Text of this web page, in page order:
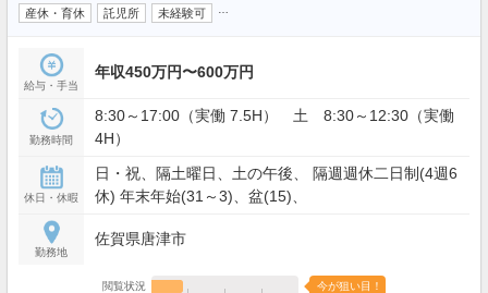
産休・育休
託児所 未経験可
給与・手当
年収450万円〜600万円
勤務時間
8:30～17:00（実働 7.5H） 土 8:30～12:30（実働
4H）
休日・休暇
日・祝、隔土曜日、土の午後、 隔週週休二日制(4週6
休) 年末年始(31～3)、盆(15)、
勤務地
佐賀県唐津市
閲覧状況 今が狙い目！